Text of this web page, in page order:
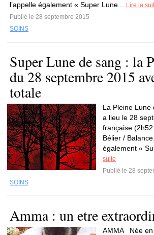
l’appelle également « Super Lune...
Lire la
Publié le 28 septembre 2015
SOINS
Super Lune de sang : la
du 28 septembre 2015
totale
La Pleine Lune
a lieu le 28
française (2h52
Bélier /
également «
suite
Publié le 28
SOINS
Amma : un etre
AMMA Née en